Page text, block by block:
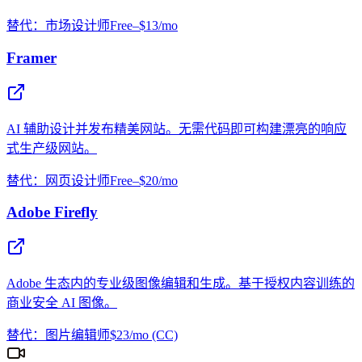
替代：市场设计师Free–$13/mo
Framer
AI 辅助设计并发布精美网站。无需代码即可构建漂亮的响应
式生产级网站。
替代：网页设计师Free–$20/mo
Adobe Firefly
Adobe 生态内的专业级图像编辑和生成。基于授权内容训练的
商业安全 AI 图像。
替代：图片编辑师$23/mo (CC)